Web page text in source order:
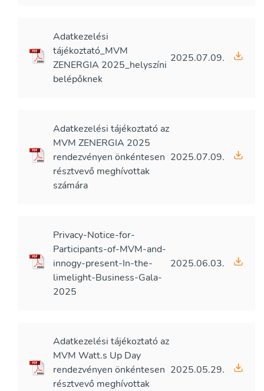
Adatkezelési
tájékoztató_MVM
ZENERGIA 2025_helyszíni
belépőknek
2025.07.09.
Adatkezelési tájékoztató az
MVM ZENERGIA 2025
rendezvényen önkéntesen
résztvevő meghívottak
számára
2025.07.09.
Privacy-Notice-for-
Participants-of-MVM-and-
innogy-present-In-the-
limelight-Business-Gala-
2025
2025.06.03.
Adatkezelési tájékoztató az
MVM Watt.s Up Day
rendezvényen önkéntesen
résztvevő meghívottak
2025.05.29.